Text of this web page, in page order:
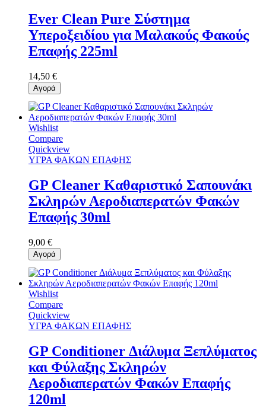
Ever Clean Pure Σύστημα
Υπεροξειδίου για Μαλακούς Φακούς
Επαφής 225ml
14,50 €
Αγορά
Wishlist
Compare
Quickview
ΥΓΡΑ ΦΑΚΩΝ ΕΠΑΦΗΣ
GP Cleaner Καθαριστικό Σαπουνάκι
Σκληρών Αεροδιαπερατών Φακών
Επαφής 30ml
9,00 €
Αγορά
Wishlist
Compare
Quickview
ΥΓΡΑ ΦΑΚΩΝ ΕΠΑΦΗΣ
GP Conditioner Διάλυμα Ξεπλύματος
και Φύλαξης Σκληρών
Αεροδιαπερατών Φακών Επαφής
120ml